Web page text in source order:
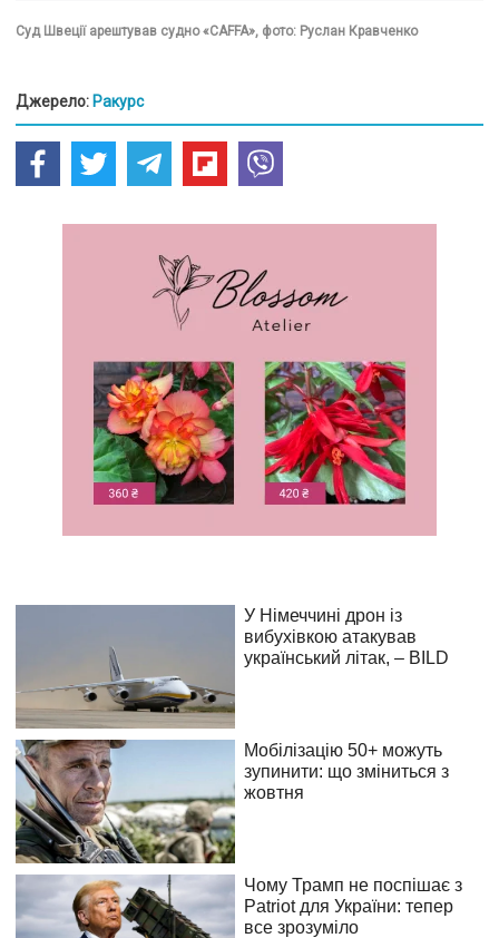
Суд Швеції арештував судно «CAFFA», фото: Руслан Кравченко
Джерело: Ракурс